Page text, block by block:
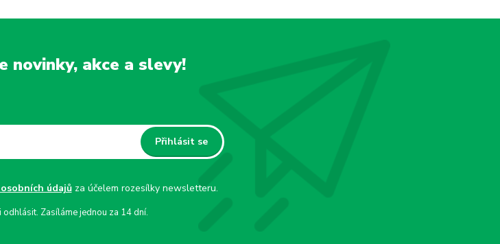
novinky, akce a slevy!
Přihlásit se
údajůza účelem rozesílky newsletteru.
odhlásit. Zasíláme jednou za 14 dní.